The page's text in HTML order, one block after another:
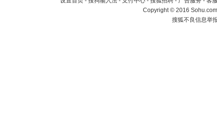
Copyright©2016
搜狐不良信息举